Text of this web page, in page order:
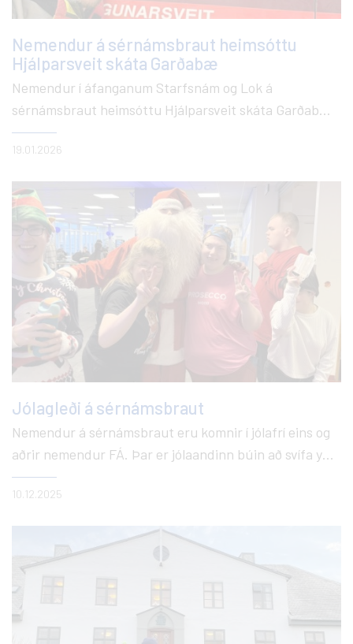
19.01.2026
Nemendur á sérnámsbraut heimsóttu
Hjálparsveit skáta Garðabæ
Nemendur í áfanganum Starfsnám og Lok á
sérnámsbraut heimsóttu Hjálparsveit skáta Garðabæ.
Þar fengu þeir innsýn í starf björgunarsveitarinnar,
kynntust tækjum og búnaði og lærðu um það
Heimsóknin var bæði fræðandi og áhugaverð og fengu
nemendur að prófa allskonar tæki og tól.
10.12.2025
Jólagleði á sérnámsbraut
Nemendur á sérnámsbraut eru komnir í jólafrí eins og
aðrir nemendur FÁ. Þar er jólaandinn búin að svífa yfir
undanfarið. Í gær, síðasta dag fyrir jólafrí, var jólagleði
hjá nemendum. Þau skreyttu piparkökur, skáru út
svo þegar jólasveinninn kíkti í heimsókn við mikið
fögnuð viðstaddra.